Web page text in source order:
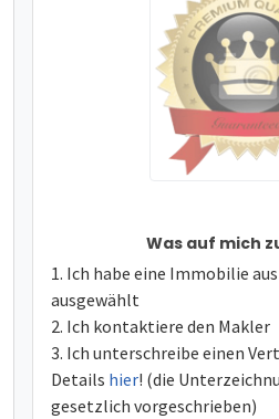
Was auf mich
Ich habe eine Immobilie
ausgewählt
Ich kontaktiere den Makler
Ich unterschreibe einen
Details hier! (die
gesetzlich vorgeschrieben)